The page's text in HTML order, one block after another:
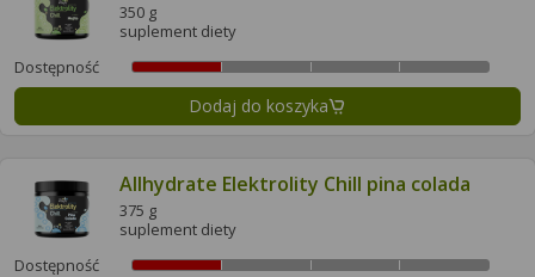
350 g
suplement diety
Dostępność
Dodaj do koszyka
Allhydrate Elektrolity Chill pina colada
375 g
suplement diety
Dostępność